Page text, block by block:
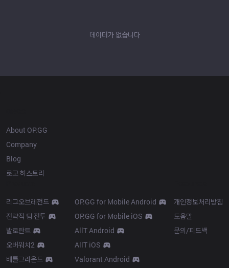
데이터가 없습니다
About OP.GG
Company
Blog
로고 히스토리
리그오브레전드
전략적 팀 전투
발로란트
오버워치2
배틀그라운드
OP.GG for Mobile Android
OP.GG for Mobile iOS
AllT Android
AllT iOS
Valorant Android
개인정보처리방침
도움말
문의/피드백